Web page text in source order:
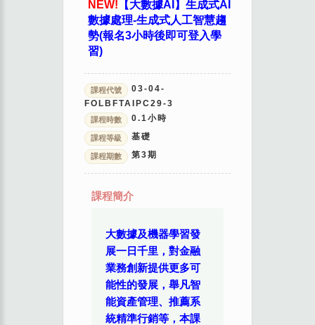
NEW! 【大數據AI】生成式AI
數據處理-生成式人工智慧趨
勢(報名3小時後即可登入學
習)
課程代號
03-04-
FOLBFTAIPC29-3
課程時數 0.1小時
課程等級 基礎
課程期數 第3期
課程簡介
大數據及機器學習發
展一日千里，對金融
業務創新提供更多可
能性的發展，舉凡智
能資產管理、推薦系
統精準行銷等，本課